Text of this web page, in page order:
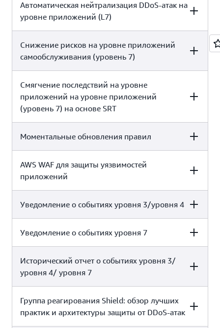
AWS SHIELD STANDARD AWS SHIELD ADVANCED*
Автоматическая нейтрализация DDoS-атак на
уровне приложений (L7)
AWS SHIELD STANDARD
AWS SHIELD
ADVANCED*
Доступно за дополнительную
плату
Снижение рисков на уровне приложений
самообслуживания (уровень 7)
AWS SHIELD STANDARD AWS SHIELD ADVANCED*
Смягчение последствий на уровне
приложений на уровне приложений
(уровень 7) на основе SRT
AWS SHIELD
AWS SHIELD ADVANCED*
реагированию Shield
Моментальные обновления правил
AWS SHIELD STANDARD AWS SHIELD ADVANCED*
AWS WAF
AWS WAF
AWS WAF для защиты уязвимостей
приложений
AWS SHIELD STANDARD AWS SHIELD ADVANCED*
Да, с использованием
AWS WAF
Да, с использованием
AWS WAF
Уведомление о событиях уровня 3/уровня 4
AWS SHIELD STANDARD AWS SHIELD ADVANCED*
x Да
Уведомление о событиях уровня 7
AWS SHIELD STANDARD AWS SHIELD ADVANCED*
Исторический отчет о событиях уровня 3/
уровня 4/ уровня 7
AWS SHIELD STANDARD AWS SHIELD ADVANCED*
Группа реагирования Shield: обзор лучших
практик и архитектуры защиты от DDoS-атак